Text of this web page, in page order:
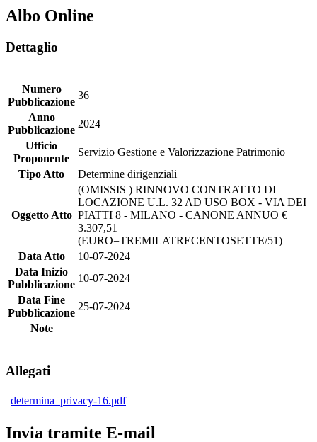
Albo Online
Dettaglio
Numero
Pubblicazione
36
Anno
Pubblicazione
2024
Ufficio
Proponente
Servizio Gestione e Valorizzazione Patrimonio
Tipo Atto
Determine dirigenziali
Oggetto Atto
(OMISSIS ) RINNOVO CONTRATTO DI
LOCAZIONE U.L. 32 AD USO BOX - VIA DEI
PIATTI 8 - MILANO - CANONE ANNUO €
3.307,51
(EURO=TREMILATRECENTOSETTE/51)
Data Atto
10-07-2024
Data Inizio
Pubblicazione
10-07-2024
Data Fine
Pubblicazione
25-07-2024
Note
Allegati
determina_privacy-16.pdf
Invia tramite E-mail